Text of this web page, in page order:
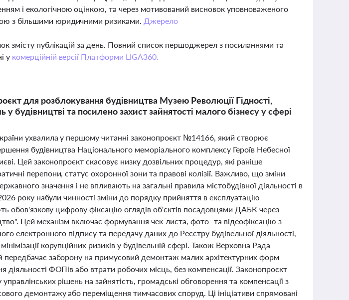
і екологічною оцінкою, та через мотивований висновок уповноваженого
з більшими юридичними ризиками. Джерело
змісту публікацій за день. Повний список першоджерел з посиланнями та
у комерційній версії Платформи LIGA360.
для розблокування будівництва Музею Революції Гідності,
будівництві та посилено захист зайнятості малого бізнесу у сфері
ухвалила у першому читанні законопроєкт №14166, який створює
будівництва Національного меморіального комплексу Героїв Небесної
Цей законопроєкт скасовує низку дозвільних процедур, які раніше
перепони, статус охоронної зони та правові колізії. Важливо, що зміни
значення і не впливають на загальні правила містобудівної діяльності в
року набули чинності зміни до порядку прийняття в експлуатацію
обов'язкову цифрову фіксацію оглядів об'єктів посадовцями ДАБК через
Цей механізм включає формування чек-листа, фото- та відеофіксацію з
електронного підпису та передачу даних до Реєстру будівельної діяльності,
корупційних ризиків у будівельній сфері. Також Верховна Рада
заборону на примусовий демонтаж малих архітектурних форм
ФОПів або втрати робочих місць, без компенсації. Законопроєкт
рішень на зайнятість, громадські обговорення та компенсації з
демонтажу або переміщення тимчасових споруд. Ці ініціативи спрямовані